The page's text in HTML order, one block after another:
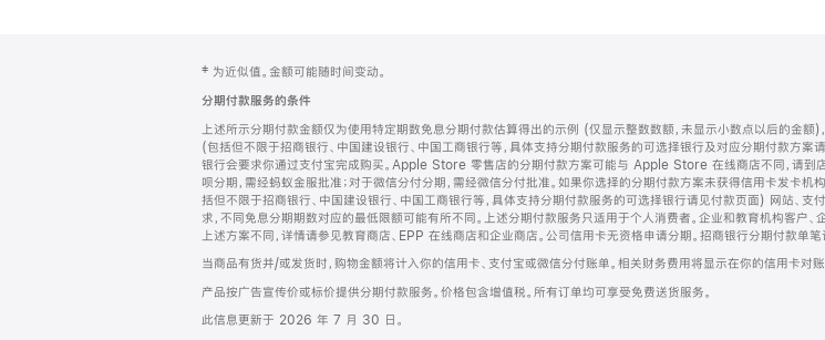
页
脚
注
‡ 为近似值。金额可能随时间变动。
分期付款服务的条件
上述所示分期付款金额仅为使用特定期数免息分期付款估算得出的示例 (仅显示整数数额，未显示小数点以后的金额
(包括但不限于招商银行、中国建设银行、中国工商银行等，具体支持分期付款服务的可选择银行及对应分期付款方
银行会要求你通过支付宝完成购买。Apple Store 零售店的分期付款方案可能与 Apple Store 在线商店不同，请到
呗分期，需经蚂蚁金服批准；对于微信分付分期，需经微信分付批准。如果你选择的分期付款方案未获得信用卡发卡
括但不限于招商银行、中国建设银行、中国工商银行等，具体支持分期付款服务的可选择银行请见付款页面) 网站、
求，不同免息分期期数对应的最低限额可能有所不同。上述分期付款服务只适用于个人消费者。企业和教育机构客
上述方案不同，详情请参见教育商店、EPP 在线商店和企业商店。公司信用卡无资格申请分期。招商银行分期付款单
当商品有货并/或发货时，购物金额将计入你的信用卡、支付宝或微信分付账单。相关财务费用将显示在你的信用卡对账
产品按广告宣传价或标价提供分期付款服务。价格包含增值税。所有订单均可享受免费送货服务。
此信息更新于 2026 年 7 月 30 日。